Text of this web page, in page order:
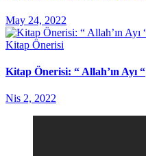
May 24, 2022
Kitap Önerisi
Kitap Önerisi: “ Allah’ın Ayı “
Nis 2, 2022